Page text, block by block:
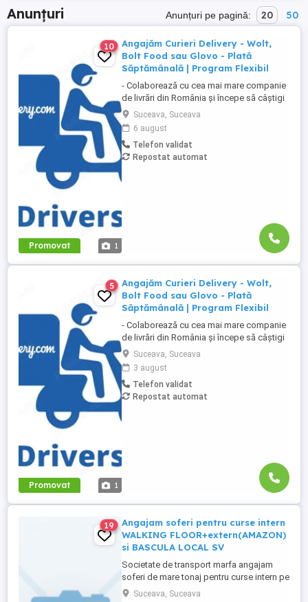
Anunțuri Anunțuri pe pagină: 20 50
Promovat 1
10
Angajăm Curieri Delivery - Wolt,
Bolt Food sau Glovo - Plată
Săptămânală | Program Flexibil
- Colaborează cu cea mai mare companie
de livrări din România și începe să câștigi
rapid! - Cerințe: Minim 18 ani Mijloc de
transport propriu (mașină, scuter,
motocicletă sau bicicletă) Telefon mobil
cu acces la internet - Ce oferim: Plată
săptămânală, fără întârzieri Bonusuri
Suceava, Suceava
6 august
Telefon validat
Repostat automat
Promovat 1
5
Angajăm Curieri Delivery - Wolt,
Bolt Food sau Glovo - Plată
Săptămânală | Program Flexibil
- Colaborează cu cea mai mare companie
de livrări din România și începe să câștigi
rapid! - Cerințe: Minim 18 ani Mijloc de
transport propriu (mașină, scuter,
motocicletă sau bicicletă) Telefon mobil
cu acces la internet - Ce oferim: Plată
săptămânală, fără întârzieri Bonusuri
Suceava, Suceava
3 august
Telefon validat
Repostat automat
19
Angajam soferi pentru curse intern
WALKING FLOOR+extern(AMAZON)
si BASCULA LOCAL SV
Societate de transport marfa angajam
soferi de mare tonaj pentru curse intern pe
walking floor si extern AMAZON.detinem
Suceava, Suceava